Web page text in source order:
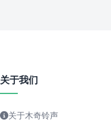
关于我们
关于木奇铃声